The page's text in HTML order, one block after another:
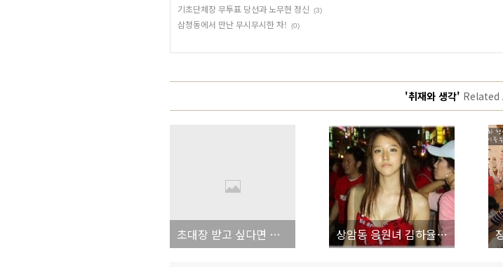
기초단체장 무투표 당선과 노무현 정신 (3)
삼청동에서 만난 무시무시한 차! (0)
'취재와 생각' Related
초대장 받고 싶다면 성실한 답변을! 상암동 응원녀 김하율 상종가, 경희대 막말녀 하한가 (역대 응원녀)